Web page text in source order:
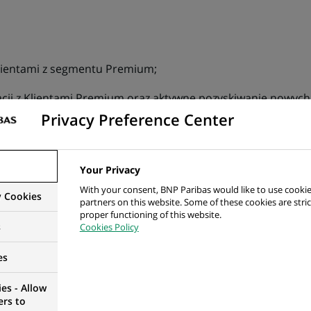
z segmentu Premium;
z Klientami Premium oraz aktywne pozyskiwanie
Klientów poprzez proponowanie im
produktów inwestycyjnych;
jakości obsługi, zgodnej z najwyższymi standardami
ekonomiczne;
w zakresie sprzedaży i obsługi Klientów w obszarze
Privacy Preference Center
Cookies
- Allow
to
Your Privacy
With your consent, BNP Paribas would like to use
partners on this website. Some of these cookies are
proper functioning of this website.
Cookies Policy